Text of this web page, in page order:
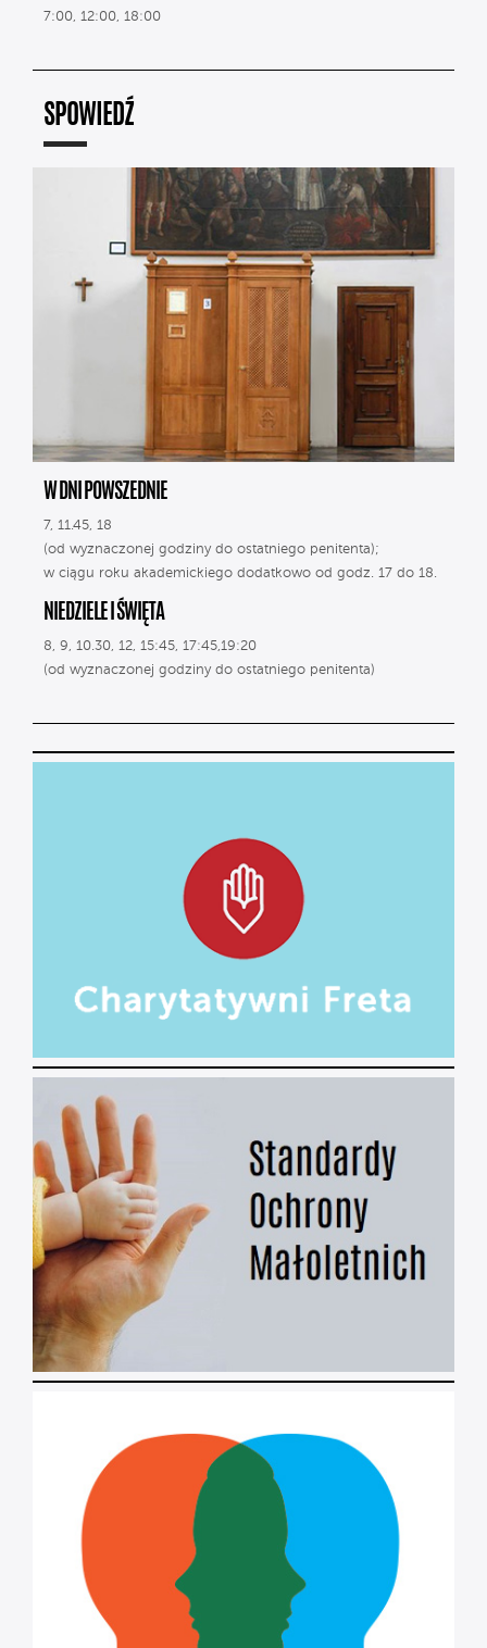
7:00, 12:00, 18:00
SPOWIEDŹ
W DNI POWSZEDNIE
7, 11.45, 18
(od wyznaczonej godziny do ostatniego penitenta);
w ciągu roku akademickiego dodatkowo od godz. 17 do 18.
NIEDZIELE I ŚWIĘTA
8, 9, 10.30, 12, 15:45, 17:45,19:20
(od wyznaczonej godziny do ostatniego penitenta)